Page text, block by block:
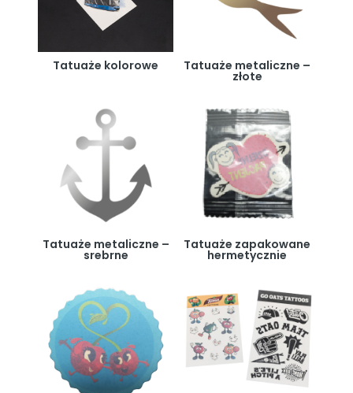
Tatuaże kolorowe Tatuaże metaliczne –
złote
Tatuaże metaliczne –
srebrne
Tatuaże zapakowane
hermetycznie